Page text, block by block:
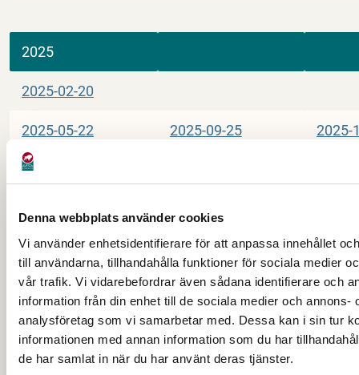
Denna webbplats använder cookies
Vi använder enhetsidentifierare för att anpassa innehållet
till användarna, tillhandahålla funktioner för sociala medier
vår trafik. Vi vidarebefordrar även sådana identifierare och
information från din enhet till de sociala medier och annons-
analysföretag som vi samarbetar med. Dessa kan i sin tur
informationen med annan information som du har
de har samlat in när du har använt deras tjänster.
2025
2025-02-20
2025-05-22 2025-09-25 2025-
2024-02-22 2024-05-23
2024-11-21